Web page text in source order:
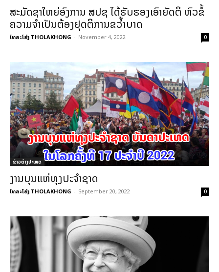
ສະມັດຊາໃຫຍ່ອົງການ ສປຊ ໄດ້ຮັບຮອງເອົາຍັດຕິ ຫົວຂໍ້
ຄວາມຈໍາເປັນຕ້ອງຢຸດຕິການຂວໍ້າບາດ
ໂທລະໂຄ່ງ THOLAKHONG - November 4, 2022 0
ຂ່າວຕ່າງປະເທດ
ງານບຸນແຫ່ທຸງປະຈຳຊາດ
ໂທລະໂຄ່ງ THOLAKHONG - September 20, 2022 0